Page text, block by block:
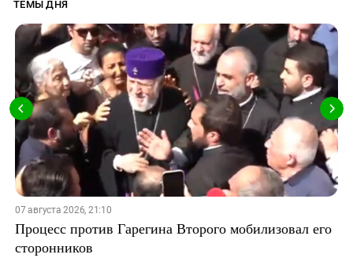
ТЕМЫ ДНЯ
07 августа 2026, 21:10
Процесс против Гарегина Второго мобилизовал его
сторонников